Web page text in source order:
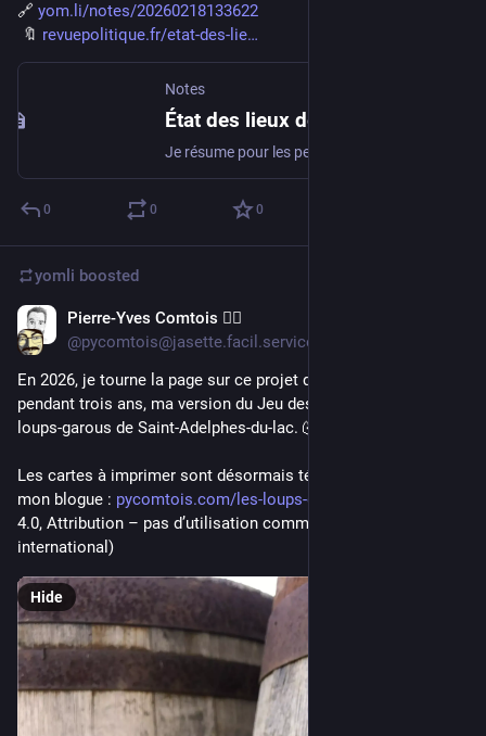
🔗 yom.li/notes/20260218133622
🔖 revuepolitique.fr/etat-des-lie
Notes
0 0 0
yomli boosted
Pierre-Yves Comtois 🏳️‍🌈
@pycomtois@jasette.facil.services
En 2026, je tourne la page sur ce projet qui m'aura occupé
pendant trois ans, ma version du Jeu des loups-garous : Les
loups-garous de Saint-Adelphes-du-lac. 🐺
Les cartes à imprimer sont désormais téléchargeables sur
mon blogue : pycomtois.com/les-loups-garous
4.0, Attribution – pas d’utilisation commerciale 4.0
international)
Hide